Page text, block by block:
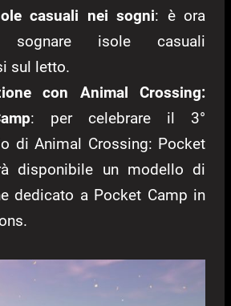
casuali nei sogni: è ora
sognare isole casuali
sul letto.
con Animal Crossing:
: per celebrare il 3°
di Animal Crossing: Pocket
disponibile un modello di
dedicato a Pocket Camp in